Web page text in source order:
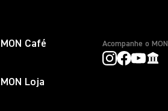
MON Café
MON Loja
Acompanhe o MON